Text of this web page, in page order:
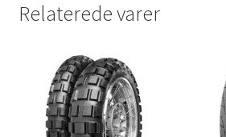
Relaterede varer